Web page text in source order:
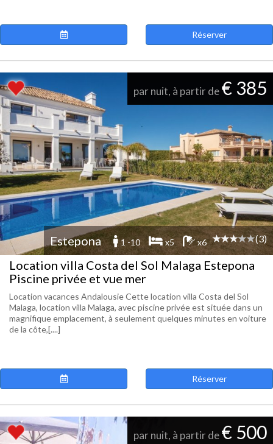
Réserver
par nuit, à partir de€ 385
Estepona 1 -10 x5 x6 (3)
Location villa Costa del Sol Malaga Estepona
Piscine privée et vue mer
Location vacances Andalousie Cette location villa Costa del Sol
Malaga, location villa Malaga, avec piscine privée est située dans un
magnifique emplacement, à seulement quelques minutes en voiture
de la côte,[....]
Réserver
par nuit, à partir de€ 500